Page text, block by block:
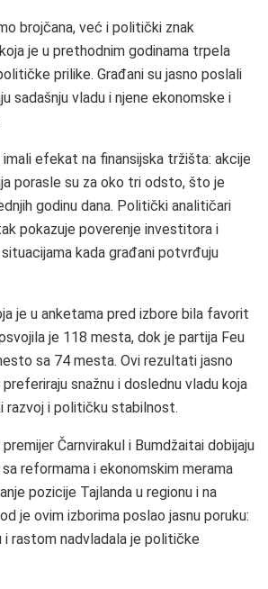
brojčana, već i politički znak
je u prethodnim godinama trpela
prilike. Građani su jasno poslali
sadašnju vladu i njene ekonomske i
efekat na finansijska tržišta: akcije
porasle su za oko tri odsto, što je
godinu dana. Politički analitičari
pokazuje poverenje investitora i
kada građani potvrđuju
je u anketama pred izbore bila favorit
je 118 mesta, dok je partija Feu
sa 74 mesta. Ovi rezultati jasno
snažnu i doslednu vladu koja
razvoj i političku stabilnost.
Čarnvirakul i Bumdžaitai dobijaju
reformama i ekonomskim merama
pozicije Tajlanda u regionu i na
je ovim izborima poslao jasnu poruku:
i rastom nadvladala je političke